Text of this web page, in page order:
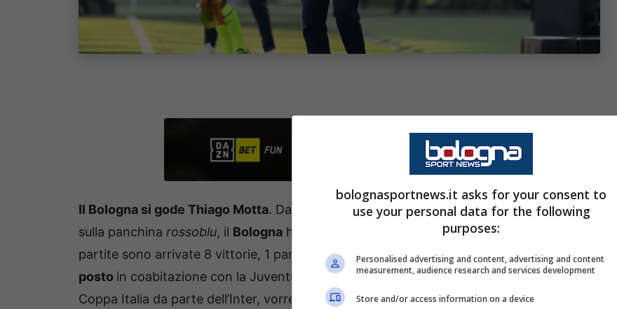
Il Bologna si gode Thiago Motta. Da quando l’ex calciatore diIntereGenoasi è seduto
sulla panchina rossoblu, il Bologna ha avuto un rendimento europeo. Nelle ultime 12
partite sono arrivate 8 vittorie, 1 pareggio e 3 sconfitte, che si traducono in unsettimo
posto in coabitazione con la Juventus. Settimo posto che, in caso di vittoria della
Coppa Italia da parte dell’Inter, vorrebbe dire
Conference League.
bolognasportnews.it asks for your consent to
use your personal data for the following
purposes:
Personalised advertising and content, advertising and content
measurement, audience research and services development
Store and/or access information on a device